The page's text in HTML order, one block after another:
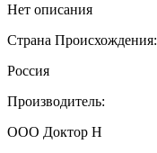
Нет описания
Страна Происхождения:
Россия
Производитель:
ООО Доктор Н